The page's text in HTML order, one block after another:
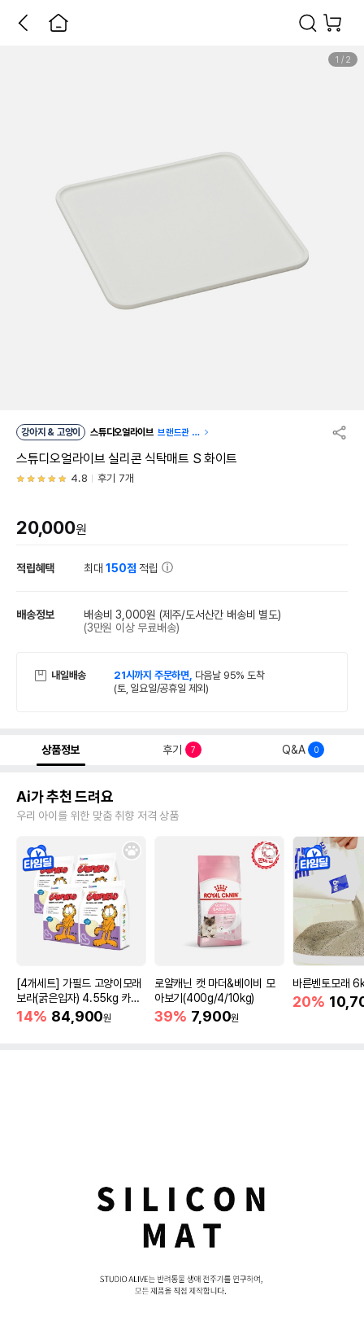
1 / 2
강아지 & 고양이 스튜디오얼라이브 브랜드관 이
스튜디오얼라이브 실리콘 식탁매트 S 화이트
4.8 후기 7개
20,000원
적립혜택 최대150점 적립
배송정보 배송비 3,000원 (제주/도서산간 배송비 별도)
(3만원 이상 무료배송)
내일배송 21시까지 주문하면, 다음날 95% 도착
(토, 일요일/공휴일 제외)
상품정보 후기 7 Q&A 0
Ai가 추천 드려요
우리 아이를 위한 맞춤 취향 저격 상품
[4개세트] 가필드 고양이모래
보라(굵은입자) 4.55kg 카사
바모래
14% 84,900원
로얄캐닌 캣 마더&베이비 모
아보기(400g/4/10kg)
39% 7,900원
바른벤토모래
20%